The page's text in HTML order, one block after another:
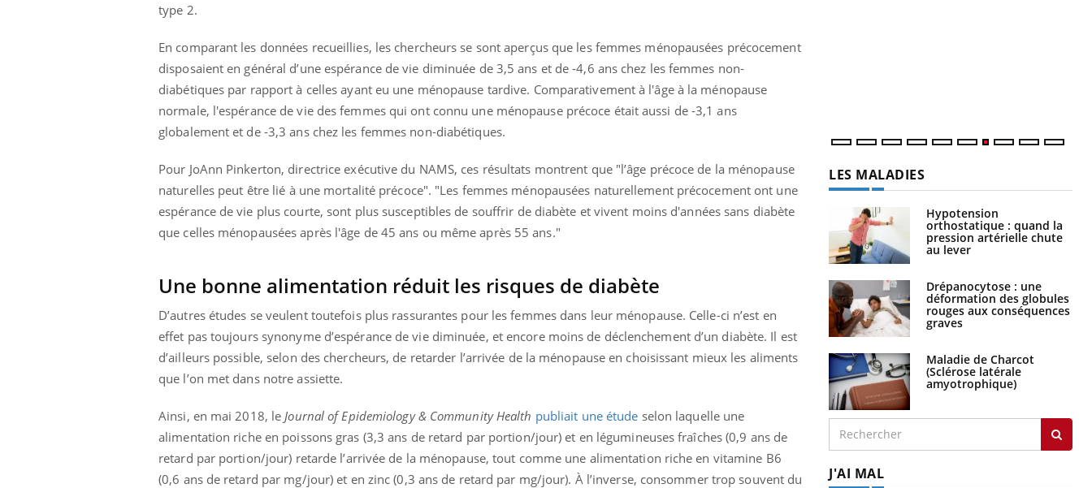
type 2.
En comparant les données recueillies, les chercheurs se sont aperçus que les femmes ménopausées précocement
disposaient en général d’une espérance de vie diminuée de 3,5 ans et de -4,6 ans chez les femmes non-
diabétiques par rapport à celles ayant eu une ménopause tardive. Comparativement à l'âge à la ménopause
normale, l'espérance de vie des femmes qui ont connu une ménopause précoce était aussi de -3,1 ans
globalement et de -3,3 ans chez les femmes non-diabétiques.
Pour JoAnn Pinkerton, directrice exécutive du NAMS, ces résultats montrent que "l’âge précoce de la ménopause
naturelles peut être lié à une mortalité précoce". "Les femmes ménopausées naturellement précocement ont une
espérance de vie plus courte, sont plus susceptibles de souffrir de diabète et vivent moins d'années sans diabète
que celles ménopausées après l'âge de 45 ans ou même après 55 ans."
Une bonne alimentation réduit les risques de diabète
D’autres études se veulent toutefois plus rassurantes pour les femmes dans leur ménopause. Celle-ci n’est en
effet pas toujours synonyme d’espérance de vie diminuée, et encore moins de déclenchement d’un diabète. Il est
d’ailleurs possible, selon des chercheurs, de retarder l’arrivée de la ménopause en choisissant mieux les aliments
que l’on met dans notre assiette.
Ainsi, en mai 2018, le Journal of Epidemiology & Community Health publiait une étude selon laquelle une
alimentation riche en poissons gras (3,3 ans de retard par portion/jour) et en légumineuses fraîches (0,9 ans de
retard par portion/jour) retarde l’arrivée de la ménopause, tout comme une alimentation riche en vitamine B6
(0,6 ans de retard par mg/jour) et en zinc (0,3 ans de retard par mg/jour). À l’inverse, consommer trop souvent du
LES MALADIES
Hypotension
orthostatique : quand la
pression artérielle chute
au lever
Drépanocytose : une
déformation des globules
rouges aux conséquences
graves
Maladie de Charcot
(Sclérose latérale
amyotrophique)
J'AI MAL